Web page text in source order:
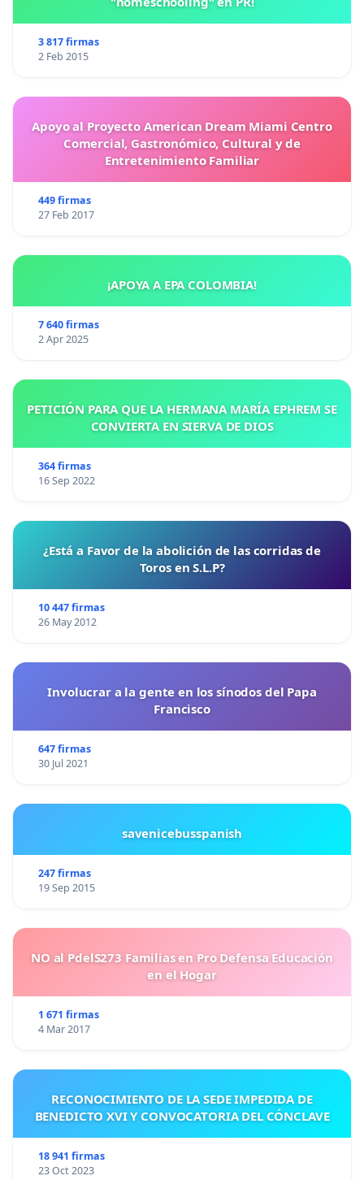
3 817 firmas
2 Feb 2015
Apoyo al Proyecto American Dream Miami Centro
Comercial, Gastronómico, Cultural y de
Entretenimiento Familiar
449 firmas
27 Feb 2017
¡APOYA A EPA COLOMBIA!
7 640 firmas
2 Apr 2025
PETICIÓN PARA QUE LA HERMANA MARÍA EPHREM SE
CONVIERTA EN SIERVA DE DIOS
364 firmas
16 Sep 2022
¿Está a Favor de la abolición de las corridas de
Toros en S.L.P?
10 447 firmas
26 May 2012
Involucrar a la gente en los sínodos del Papa
Francisco
647 firmas
30 Jul 2021
savenicebusspanish
247 firmas
19 Sep 2015
NO al PdelS273 Familias en Pro Defensa Educación
en el Hogar
1 671 firmas
4 Mar 2017
RECONOCIMIENTO DE LA SEDE IMPEDIDA DE
BENEDICTO XVI Y CONVOCATORIA DEL CÓNCLAVE
18 941 firmas
23 Oct 2023